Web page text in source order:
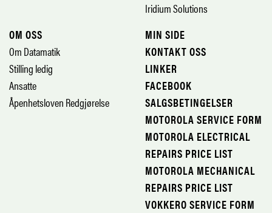
Iridium Solutions
OM OSS
Om Datamatik
Stilling ledig
Ansatte
Åpenhetsloven Redgjørelse
MIN SIDE
KONTAKT OSS
LINKER
FACEBOOK
SALGSBETINGELSER
MOTOROLA SERVICE FORM
MOTOROLA ELECTRICAL
REPAIRS PRICE LIST
MOTOROLA MECHANICAL
REPAIRS PRICE LIST
VOKKERO SERVICE FORM